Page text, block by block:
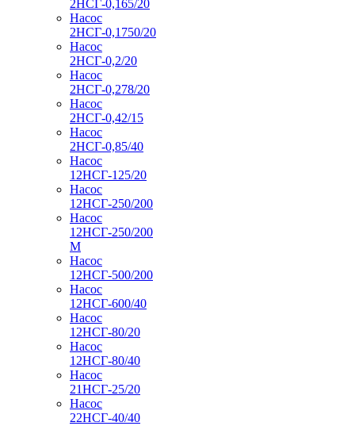
2НСГ-0,165/20
Насос
2НСГ-0,1750/20
Насос
2НСГ-0,2/20
Насос
2НСГ-0,278/20
Насос
2НСГ-0,42/15
Насос
2НСГ-0,85/40
Насос
12НСГ-125/20
Насос
12НСГ-250/200
Насос
12НСГ-250/200
М
Насос
12НСГ-500/200
Насос
12НСГ-600/40
Насос
12НСГ-80/20
Насос
12НСГ-80/40
Насос
21НСГ-25/20
Насос
22НСГ-40/40